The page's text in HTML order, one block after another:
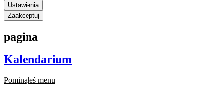
Ustawienia
Zaakceptuj
pagina
Kalendarium
Pominąłeś menu